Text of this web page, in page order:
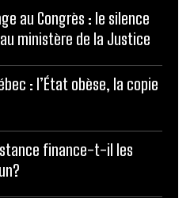
au Congrès : le silence
ministère de la Justice
: l’État obèse, la copie
finance-t-il les